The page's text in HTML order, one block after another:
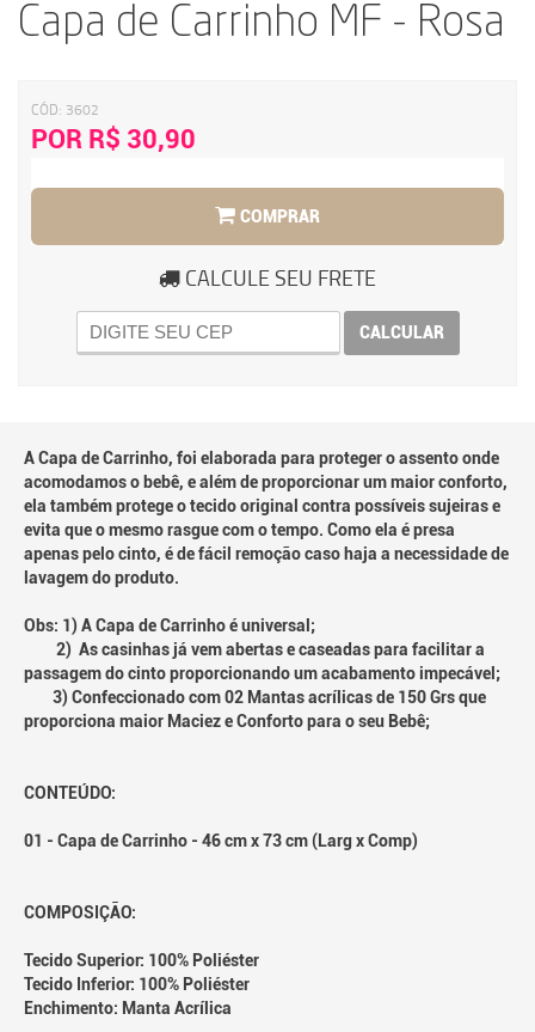
Capa de Carrinho MF - Rosa
CÓD: 3602
POR R$ 30,90
COMPRAR
CALCULE SEU FRETE
CALCULAR
A Capa de Carrinho, foi elaborada para proteger o assento onde
acomodamos o bebê, e além de proporcionar um maior conforto,
ela também protege o tecido original contra possíveis sujeiras e
evita que o mesmo rasgue com o tempo. Como ela é presa
apenas pelo cinto, é de fácil remoção caso haja a necessidade de
lavagem do produto.
Obs: 1) A Capa de Carrinho é universal;
2) As casinhas já vem abertas e caseadas para facilitar a
passagem do cinto proporcionando um acabamento impecável;
3) Confeccionado com 02 Mantas acrílicas de 150 Grs que
proporciona maior Maciez e Conforto para o seu Bebê;
CONTEÚDO:
01 - Capa de Carrinho - 46 cm x 73 cm (Larg x Comp)
COMPOSIÇÃO:
Tecido Superior: 100% Poliéster
Tecido Inferior: 100% Poliéster
Enchimento: Manta Acrílica